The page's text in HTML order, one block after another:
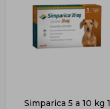
Simparica 5 a 10 kg 1